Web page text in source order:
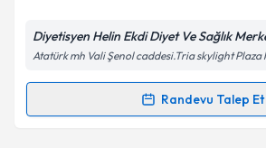
Kişisel verilerimin işlenmesine
Metni'ni okudum ve kişisel
Diyetisyen Helin Ekdi Diyet Ve Sağlık
Atatürk mh Vali Şenol caddesi.Tria skylight
Randevu Talep Et
Randevu Takvimi Talebi